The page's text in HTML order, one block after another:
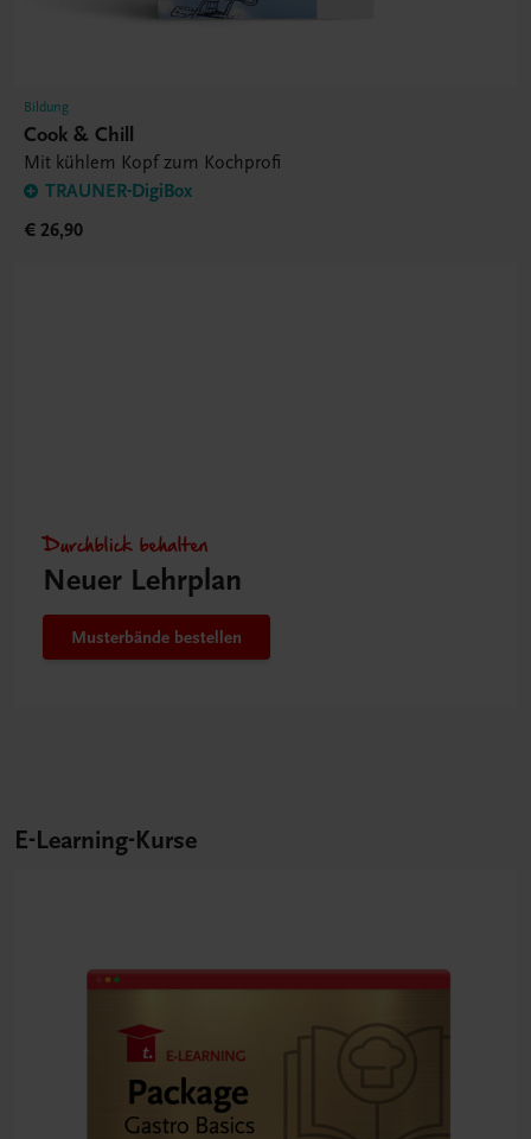
Bildung
Cook & Chill
Mit kühlem Kopf zum Kochprofi
TRAUNER-DigiBox
€ 26,90
Durchblick behalten
Neuer Lehrplan
Musterbände bestellen
E-Learning-Kurse